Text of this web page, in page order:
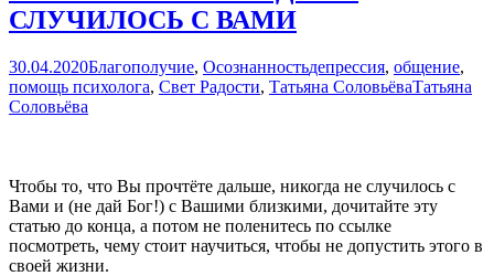
СЛУЧИЛОСЬ С ВАМИ
30.04.2020Благополучие, Осознанностьдепрессия, общение,
помощь психолога, Свет Радости, Татьяна СоловьёваТатьяна
Соловьёва
Чтобы то, что Вы прочтёте дальше, никогда не случилось с
Вами и (не дай Бог!) с Вашими близкими, дочитайте эту
статью до конца, а потом не поленитесь по ссылке
посмотреть, чему стоит научиться, чтобы не допустить этого в
своей жизни.